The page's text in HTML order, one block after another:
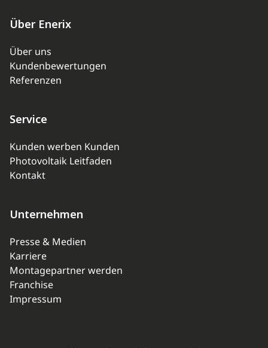
Über Enerix
Über uns
Kundenbewertungen
Referenzen
Service
Kunden werben Kunden
Photovoltaik Leitfaden
Kontakt
Unternehmen
Presse & Medien
Karriere
Montagepartner werden
Franchise
Impressum